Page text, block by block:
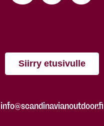
Siirry etusivulle
info@scandinavianoutdoor.fi